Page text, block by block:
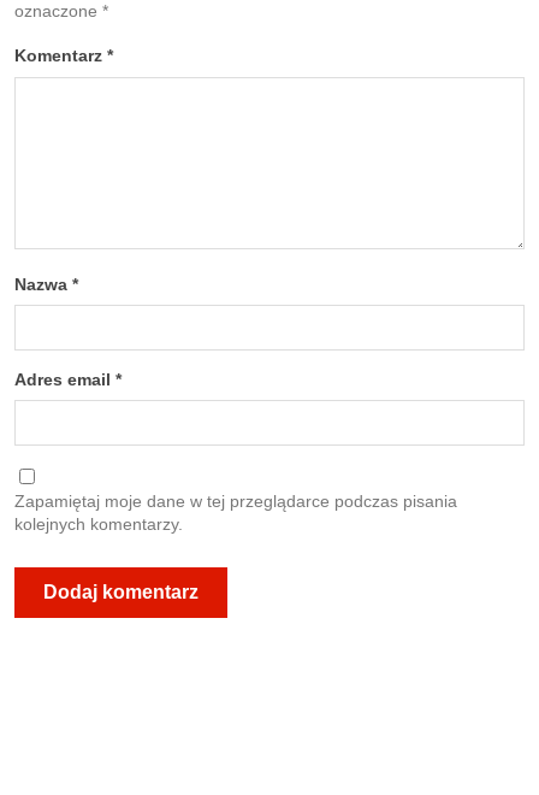
oznaczone *
Komentarz *
Nazwa *
Adres email *
Zapamiętaj moje dane w tej przeglądarce podczas pisania
kolejnych komentarzy.